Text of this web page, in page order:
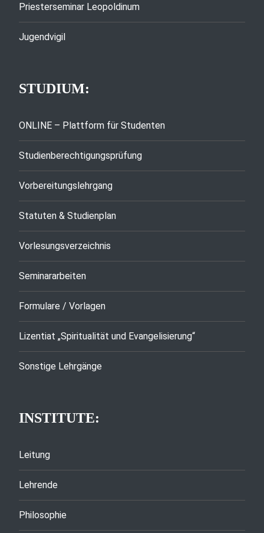
Priesterseminar Leopoldinum
Jugendvigil
STUDIUM:
ONLINE – Plattform für Studenten
Studienberechtigungsprüfung
Vorbereitungslehrgang
Statuten & Studienplan
Vorlesungsverzeichnis
Seminararbeiten
Formulare / Vorlagen
Lizentiat „Spiritualität und Evangelisierung“
Sonstige Lehrgänge
INSTITUTE:
Leitung
Lehrende
Philosophie